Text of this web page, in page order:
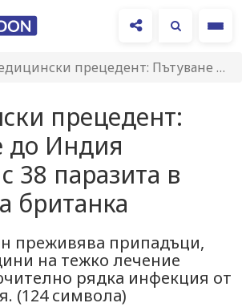
прецедент: Пътуване до Индия завърши с 38 паразита в…
прецедент:
до Индия
38 паразита в
британка
преживява припадъци,
на тежко лечение
рядка инфекция от
(124 символа)